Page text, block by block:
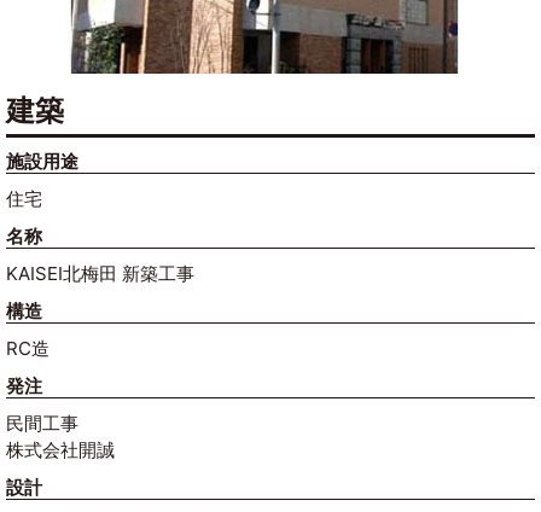
建築
施設用途
住宅
名称
KAISEI北梅田 新築工事
構造
RC造
発注
民間工事
株式会社開誠
設計